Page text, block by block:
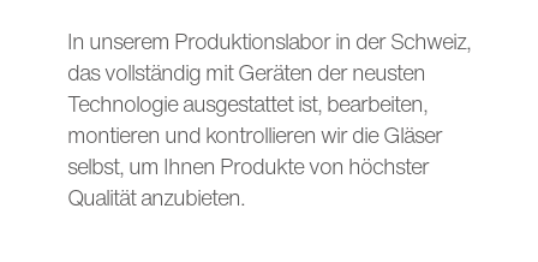
In unserem Produktionslabor in der Schweiz,
das vollständig mit Geräten der neusten
Technologie ausgestattet ist, bearbeiten,
montieren und kontrollieren wir die Gläser
selbst, um Ihnen Produkte von höchster
Qualität anzubieten.